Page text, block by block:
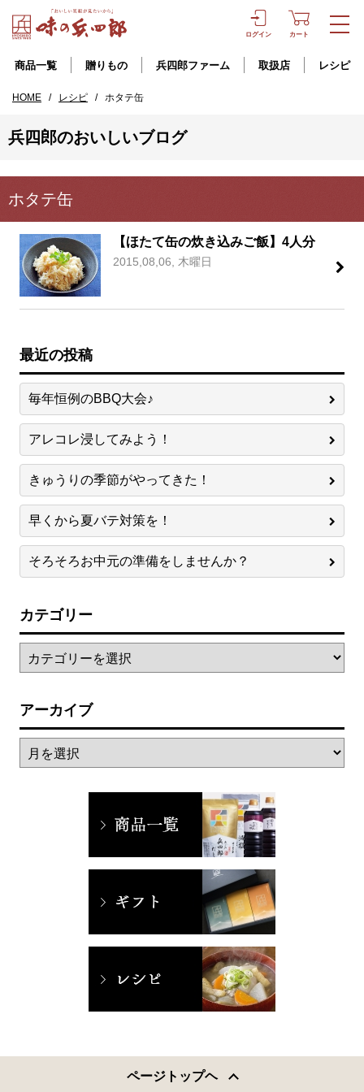
ログイン カート
商品一覧 贈りもの 兵四郎ファーム 取扱店 レシピ
HOME / レシピ / ホタテ缶
兵四郎のおいしいブログ
ホタテ缶
【ほたて缶の炊き込みご飯】4人分
2015,08,06, 木曜日
最近の投稿
毎年恒例のBBQ大会♪
アレコレ浸してみよう！
きゅうりの季節がやってきた！
早くから夏バテ対策を！
そろそろお中元の準備をしませんか？
カテゴリー
アーカイブ
ページトップヘ